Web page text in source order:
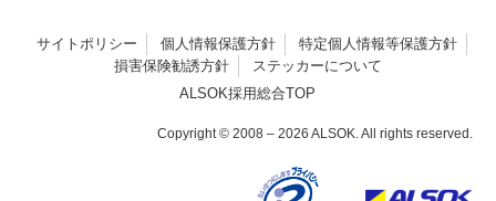
サイトポリシー 個人情報保護方針
特定個人情報等保護方針
損害保険勧誘方針
ステッカーについて
ALSOK採用総合TOP
Copyright © 2008 – 2026 ALSOK. All rights reserved.